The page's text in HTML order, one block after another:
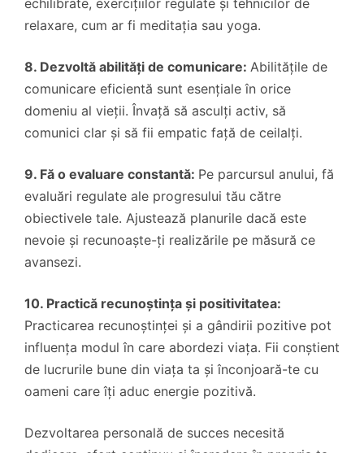
relaxare, cum ar fi meditația sau yoga.
8. Dezvoltă abilități de comunicare: Abilitățile de
comunicare eficientă sunt esențiale în orice
domeniu al vieții. Învață să asculți activ, să
comunici clar și să fii empatic față de ceilalți.
9. Fă o evaluare constantă: Pe parcursul anului, fă
evaluări regulate ale progresului tău către
obiectivele tale. Ajustează planurile dacă este
nevoie și recunoaște-ți realizările pe măsură ce
avansezi.
10. Practică recunoștința și positivitatea:
Practicarea recunoștinței și a gândirii pozitive pot
influența modul în care abordezi viața. Fii conștient
de lucrurile bune din viața ta și înconjoară-te cu
oameni care îți aduc energie pozitivă.
Dezvoltarea personală de succes necesită